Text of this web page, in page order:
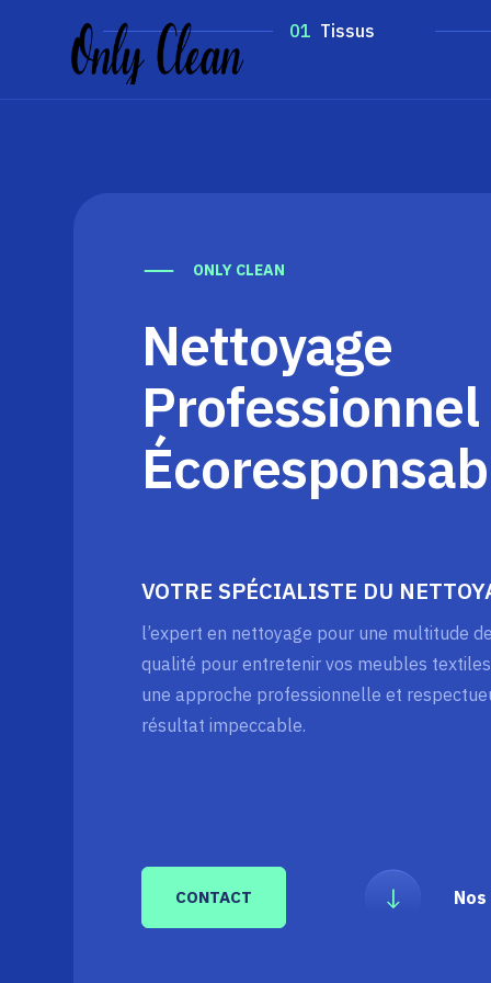
01 Tissus
ONLY CLEAN
Nettoyage
VOTRE SPÉCIALISTE DU
l’expert en nettoyage pour une multitude
qualité pour entretenir vos meubles
une approche professionnelle et
résultat impeccable.
CONTACT